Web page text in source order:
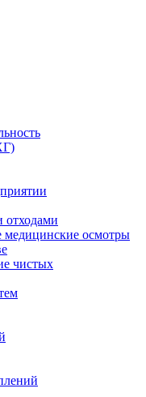
отходами
медицинские осмотры
чистых